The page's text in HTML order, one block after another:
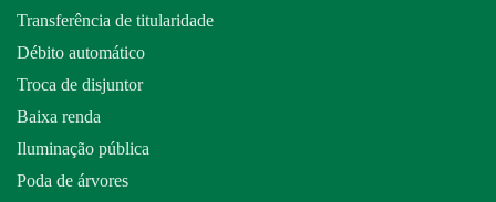
Transferência de titularidade
Débito automático
Troca de disjuntor
Baixa renda
Iluminação pública
Poda de árvores